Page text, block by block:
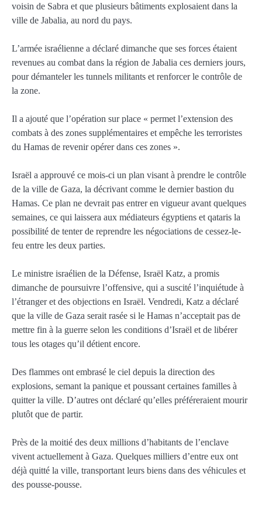
voisin de Sabra et que plusieurs bâtiments explosaient dans la
ville de Jabalia, au nord du pays.
L’armée israélienne a déclaré dimanche que ses forces étaient
revenues au combat dans la région de Jabalia ces derniers jours,
pour démanteler les tunnels militants et renforcer le contrôle de
la zone.
Il a ajouté que l’opération sur place « permet l’extension des
combats à des zones supplémentaires et empêche les terroristes
du Hamas de revenir opérer dans ces zones ».
Israël a approuvé ce mois-ci un plan visant à prendre le contrôle
de la ville de Gaza, la décrivant comme le dernier bastion du
Hamas. Ce plan ne devrait pas entrer en vigueur avant quelques
semaines, ce qui laissera aux médiateurs égyptiens et qataris la
possibilité de tenter de reprendre les négociations de cessez-le-
feu entre les deux parties.
Le ministre israélien de la Défense, Israël Katz, a promis
dimanche de poursuivre l’offensive, qui a suscité l’inquiétude à
l’étranger et des objections en Israël. Vendredi, Katz a déclaré
que la ville de Gaza serait rasée si le Hamas n’acceptait pas de
mettre fin à la guerre selon les conditions d’Israël et de libérer
tous les otages qu’il détient encore.
Des flammes ont embrasé le ciel depuis la direction des
explosions, semant la panique et poussant certaines familles à
quitter la ville. D’autres ont déclaré qu’elles préféreraient mourir
plutôt que de partir.
Près de la moitié des deux millions d’habitants de l’enclave
vivent actuellement à Gaza. Quelques milliers d’entre eux ont
déjà quitté la ville, transportant leurs biens dans des véhicules et
des pousse-pousse.